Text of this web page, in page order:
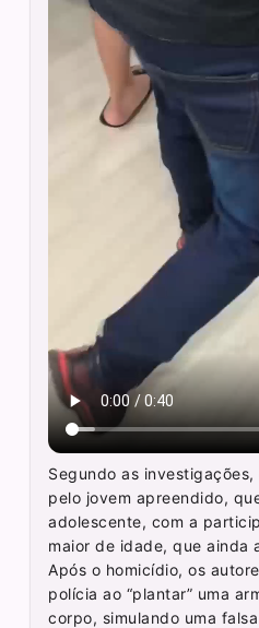
Segundo as
pelo jovem apreendido,
adolescente, com a
maior de idade, que ainda
Após o homicídio, os
polícia ao “plantar” uma
corpo, simulando uma